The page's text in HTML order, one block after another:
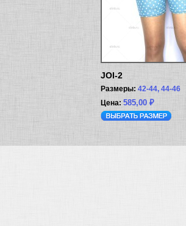
JOI-2
Размеры: 42-44, 44-46
585,00 ₽